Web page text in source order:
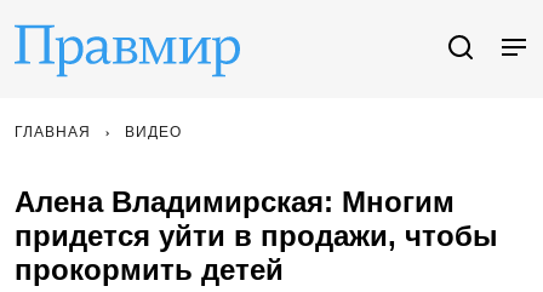
ГЛАВНАЯ ВИДЕО
Алена Владимирская: Многим
придется уйти в продажи, чтобы
прокормить детей